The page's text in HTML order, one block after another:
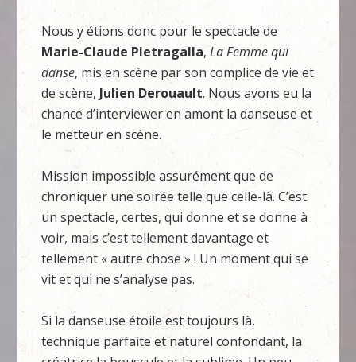
Nous y étions donc pour le spectacle de
Marie-Claude Pietragalla,La Femme qui
danse, mis en scène par son complice de vie et
de scène,Julien Derouault. Nous avons eu la
chance d’interviewer en amont la danseuse et
le metteur en scène.
Mission impossible assurément que de
chroniquer une soirée telle que celle-là. C’est
un spectacle, certes, qui donne et se donne à
voir, mais c’est tellement davantage et
tellement « autre chose » ! Un moment qui se
vit et qui ne s’analyse pas.
Si la danseuse étoile est toujours là,
technique parfaite et naturel confondant, la